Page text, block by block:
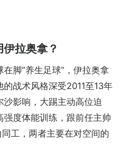
拉奥拿？
脚“养生足球”，伊拉奥拿
战术风格深受2011至13年
影响，大踢主动高位迫
度体能训练，跟前任主帅
工，两者主要在对空间的